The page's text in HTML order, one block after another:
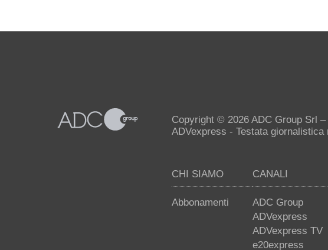
Copyright © 2026 ADC Group Srl
ADVexpress - Testata
CHI SIAMO
Abbonamenti
CANALI
ADC Group
ADVexpress
ADVexpress TV
e20express